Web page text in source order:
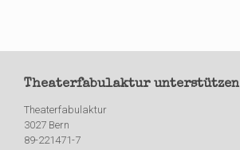
Theaterfabulaktur unterstützen
Theaterfabulaktur
3027 Bern
89-221471-7